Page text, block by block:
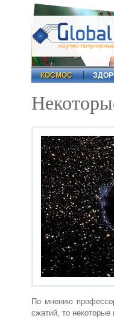
научно-
КОСМОС
По мнению
сжатий, то